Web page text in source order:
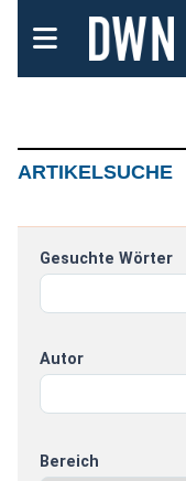
ARTIKELSUCHE
Gesuchte Wörter
Autor
Bereich